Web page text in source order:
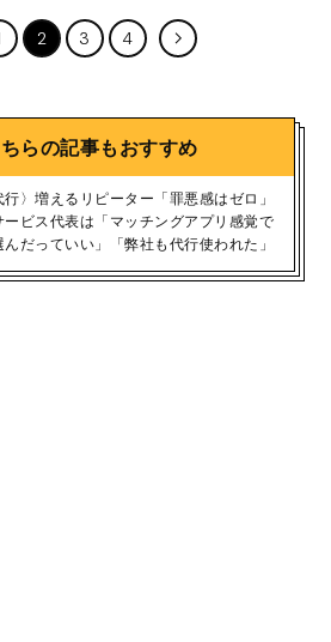
2 3 4
らの記事もおすすめ
行〉増えるリピーター「罪悪感はゼロ」
ビス代表は「マッチングアプリ感覚で
だっていい」「弊社も代行使われた」